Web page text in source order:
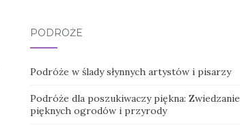
PODRÓŻE
Podróże w ślady słynnych artystów i pisarzy
Podróże dla poszukiwaczy piękna: Zwiedzanie
pięknych ogrodów i przyrody